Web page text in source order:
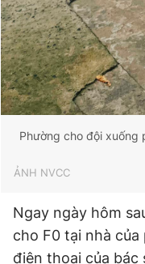
Phường cho đội xuống
ẢNH NVCC
Ngay ngày hôm
cho F0 tại nhà
điện thoại của bác